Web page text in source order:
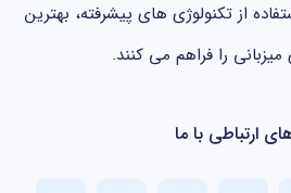
از تکنولوژی های پیشرفته، بهترین
را فراهم می کنند.
ارتباطی با ما